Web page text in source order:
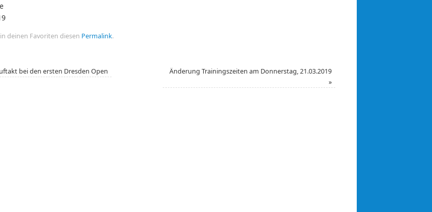
Anke
deinen Favoriten diesen Permalink.
bei den ersten Dresden Open
Änderung Trainingszeiten am Donnerstag, 21.03.2019
»